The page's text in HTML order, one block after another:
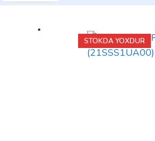
STOKDA YOXDUR